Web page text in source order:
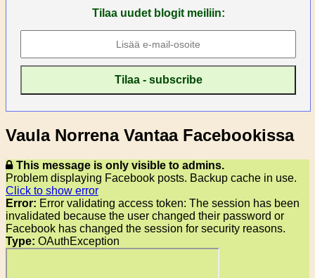
Tilaa uudet blogit meiliin:
Vaula Norrena Vantaa Facebookissa
This message is only visible to admins.
Problem displaying Facebook posts. Backup cache in use.
Click to show error
Error: Error validating access token: The session has been
invalidated because the user changed their password or
Facebook has changed the session for security reasons.
Type: OAuthException